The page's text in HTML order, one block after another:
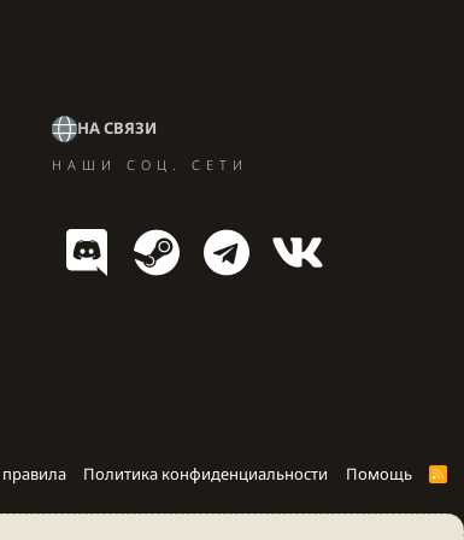
НА СВЯЗИ
НАШИ СОЦ. СЕТИ
Политика конфиденциальности Помощь
R
S